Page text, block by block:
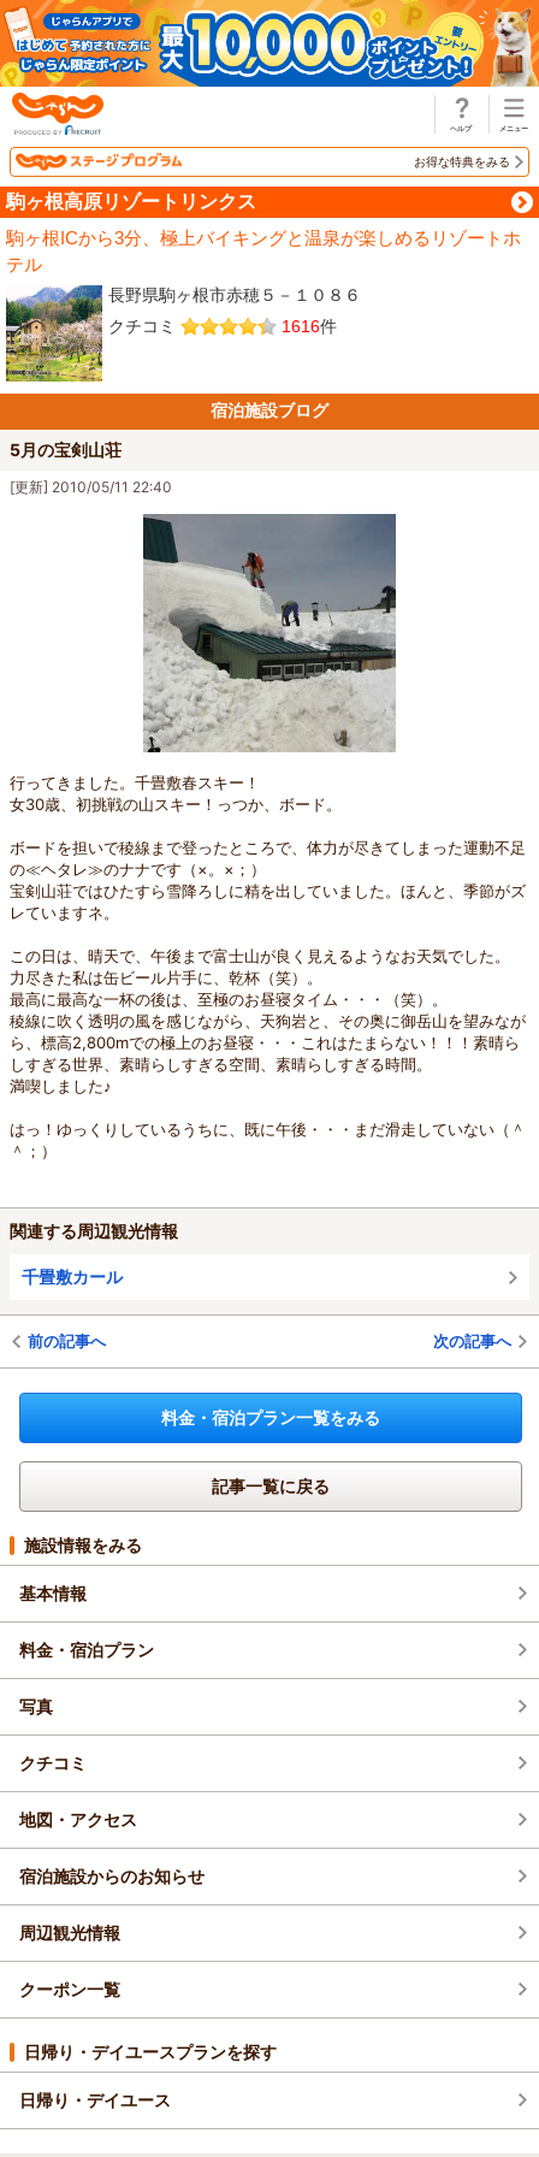
お得な特典をみる
駒ヶ根高原リゾートリンクス
駒ヶ根ICから3分、極上バイキングと温泉が楽しめるリゾートホ
テル
長野県駒ヶ根市赤穂５－１０８６
クチコミ
1616件
宿泊施設ブログ
5月の宝剣山荘
[更新] 2010/05/11 22:40
行ってきました。千畳敷春スキー！
女30歳、初挑戦の山スキー！っつか、ボード。
ボードを担いで稜線まで登ったところで、体力が尽きてしまった運動不足
の≪ヘタレ≫のナナです（×。×；）
宝剣山荘ではひたすら雪降ろしに精を出していました。ほんと、季節がズ
レていますネ。
この日は、晴天で、午後まで富士山が良く見えるようなお天気でした。
力尽きた私は缶ビール片手に、乾杯（笑）。
最高に最高な一杯の後は、至極のお昼寝タイム・・・（笑）。
稜線に吹く透明の風を感じながら、天狗岩と、その奥に御岳山を望みなが
ら、標高2,800mでの極上のお昼寝・・・これはたまらない！！！素晴ら
しすぎる世界、素晴らしすぎる空間、素晴らしすぎる時間。
満喫しました♪
はっ！ゆっくりしているうちに、既に午後・・・まだ滑走していない（＾
＾；）
関連する周辺観光情報
千畳敷カール
前の記事へ 次の記事へ
料金・宿泊プラン一覧をみる
記事一覧に戻る
施設情報をみる
基本情報
料金・宿泊プラン
写真
クチコミ
地図・アクセス
宿泊施設からのお知らせ
周辺観光情報
クーポン一覧
日帰り・デイユースプランを探す
日帰り・デイユース